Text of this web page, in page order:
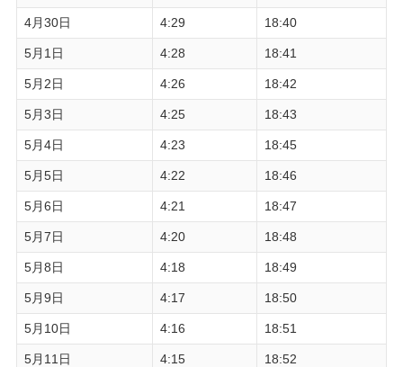
4月30日 4:29 18:40
5月1日 4:28 18:41
5月2日 4:26 18:42
5月3日 4:25 18:43
5月4日 4:23 18:45
5月5日 4:22 18:46
5月6日 4:21 18:47
5月7日 4:20 18:48
5月8日 4:18 18:49
5月9日 4:17 18:50
5月10日 4:16 18:51
5月11日 4:15 18:52